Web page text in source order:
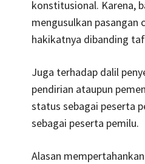
konstitusional. Karena,
mengusulkan
hakikatnya dibanding
Juga terhadap dalil
pendirian ataupun
status sebagai peserta
sebagai peserta pemilu.
Alasan